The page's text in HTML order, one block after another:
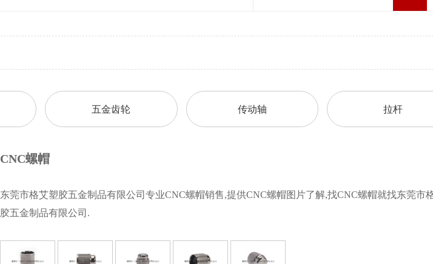
五金齿轮 传动轴 拉杆
CNC螺帽
东莞市格艾塑胶五金制品有限公司专业CNC螺帽销售,提供CNC螺帽图片了解,找CNC螺帽就找东莞市
胶五金制品有限公司.